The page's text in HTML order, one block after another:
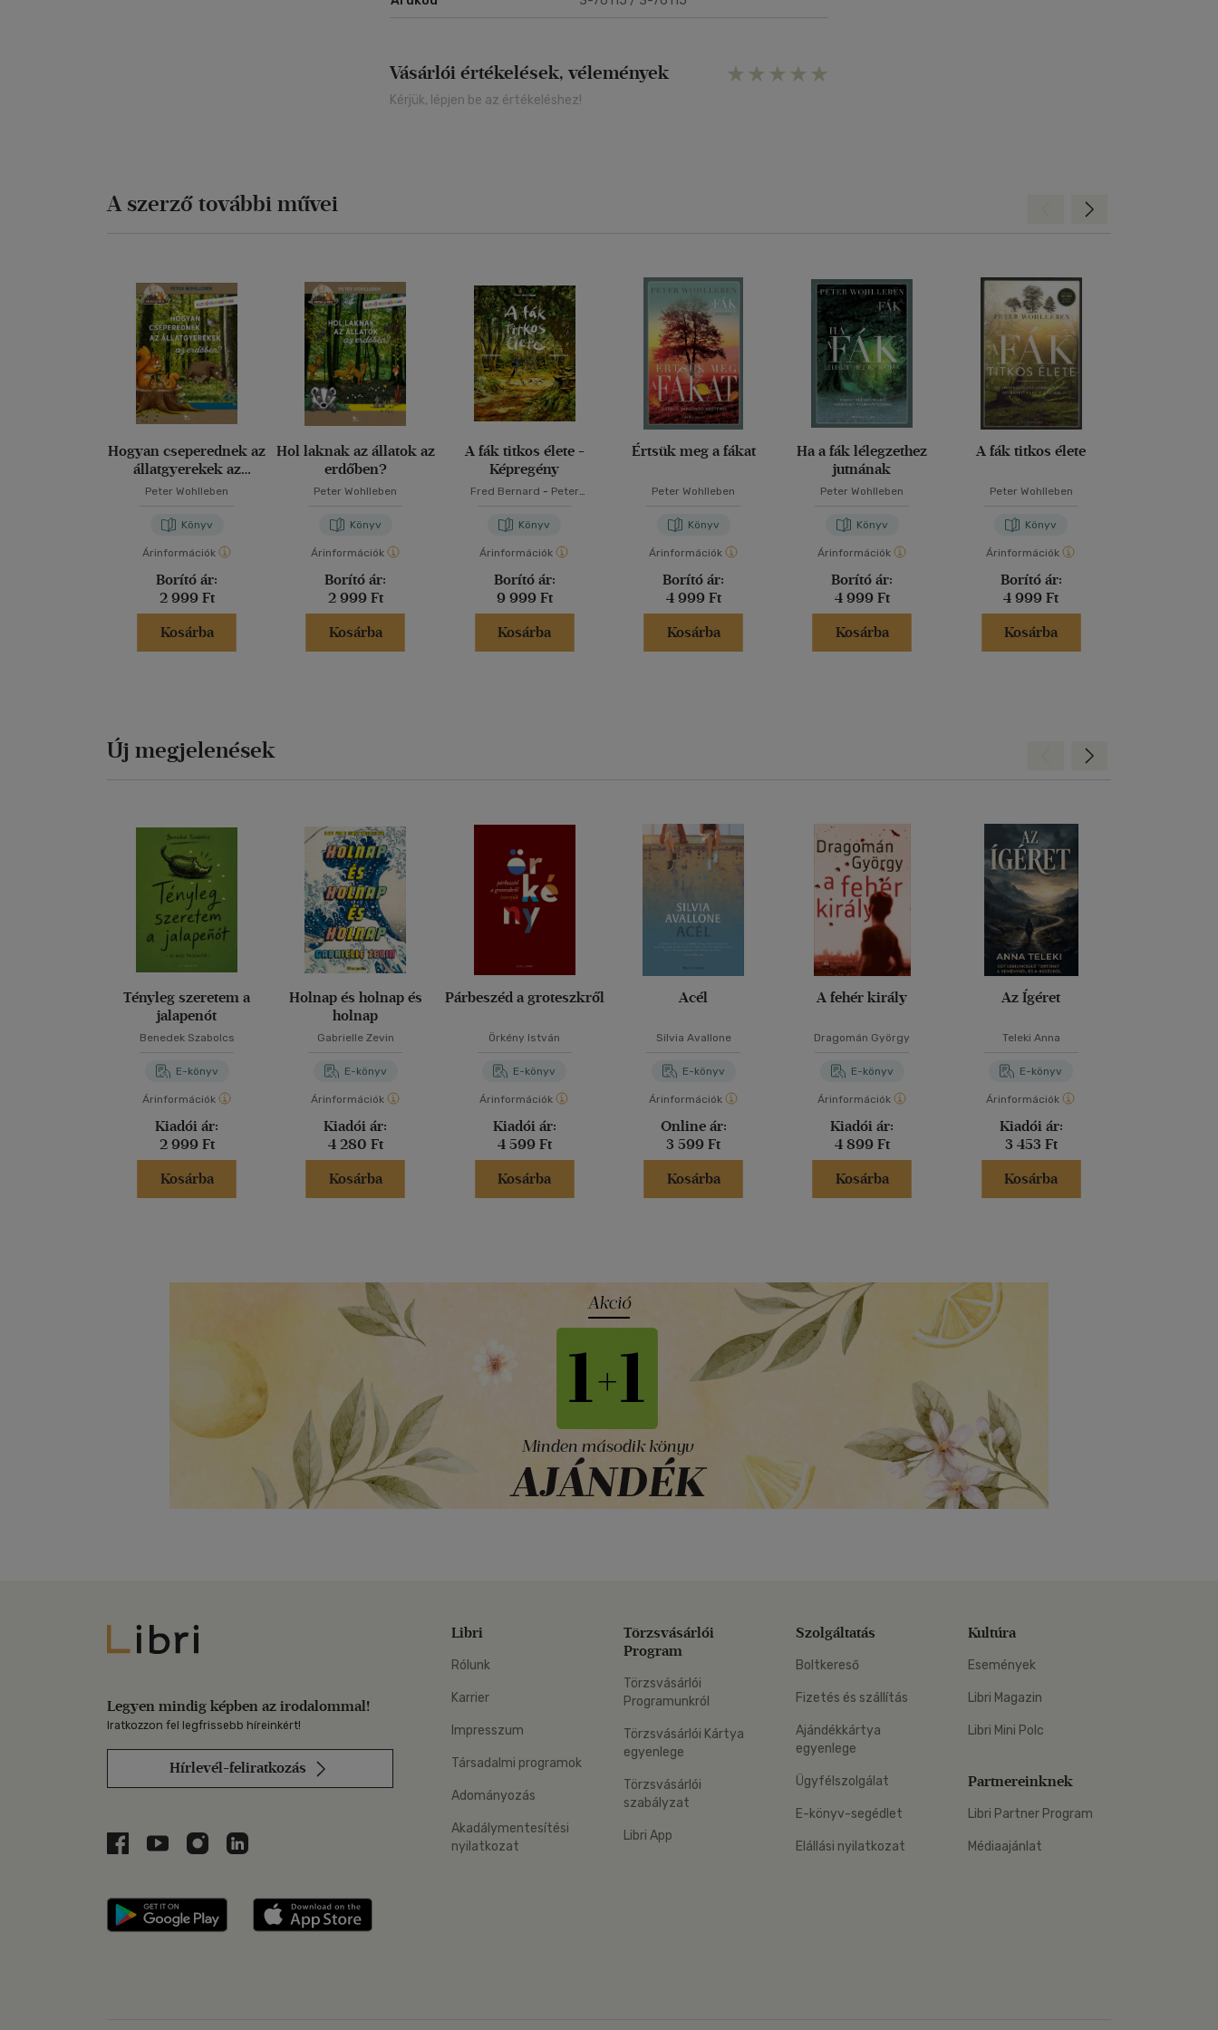
Vásárlói értékelések, vélemények
Kérjük, lépjen be az értékeléshez!
A szerző további művei
Hogyan cseperednek az
állatgyerekek az
erdőben?
Peter Wohlleben
Könyv
Árinformációk
Borító ár:
2 999 Ft
Kosárba
Hol laknak az állatok az
erdőben?
Peter Wohlleben
Könyv
Árinformációk
Borító ár:
2 999 Ft
Kosárba
A fák titkos élete -
Képregény
Fred Bernard - Peter
Könyv
Árinformációk
Borító ár:
9 999 Ft
Kosárba
Értsük meg a fákat
Peter Wohlleben
Könyv
Árinformációk
Borító ár:
4 999 Ft
Kosárba
Ha a fák lélegzethez
jutnának
Peter Wohlleben
Könyv
Árinformációk
Borító ár:
4 999 Ft
Kosárba
A fák titkos élete
Peter Wohlleben
Könyv
Árinformációk
Borító ár:
4 999 Ft
Kosárba
Előre
Új megjelenések
Tényleg szeretem a
jalapenót
Benedek Szabolcs
E-könyv
Árinformációk
Kiadói ár:
2 999 Ft
Kosárba
Holnap és holnap és
holnap
Gabrielle Zevin
E-könyv
Árinformációk
Kiadói ár:
4 280 Ft
Kosárba
Párbeszéd a groteszkről
Örkény István
E-könyv
Árinformációk
Kiadói ár:
4 599 Ft
Kosárba
Acél
Silvia Avallone
E-könyv
Árinformációk
Online ár:
3 599 Ft
Kosárba
A fehér király
Dragomán György
E-könyv
Árinformációk
Kiadói ár:
4 899 Ft
Kosárba
Az Ígéret
Teleki Anna
E-könyv
Árinformációk
Kiadói ár:
3 453 Ft
Kosárba
Előre
Libri
Legyen mindig képben az irodalommal!
Iratkozzon fel legfrissebb híreinkért!
Hírlevél-feliratkozás
Libri a Facebookon
Libri a Youtube-on
Libri az Instagramon
Libri a LinkedInen
Libri applikáció Szerezd meg: Google Play
Libri
Rólunk
Karrier
Impresszum
Társadalmi programok
Adományozás
Akadálymentesítési
nyilatkozat
Törzsvásárlói
Program
Törzsvásárlói
Programunkról
Törzsvásárlói Kártya
egyenlege
Törzsvásárlói
szabályzat
Libri App
Szolgáltatás
Boltkereső
Fizetés és szállítás
Ajándékkártya
egyenlege
Ügyfélszolgálat
E-könyv-segédlet
Elállási nyilatkozat
Kultúra
Események
Libri Magazin
Libri Mini Polc
Partnereinknek
Libri Partner Program
Médiaajánlat